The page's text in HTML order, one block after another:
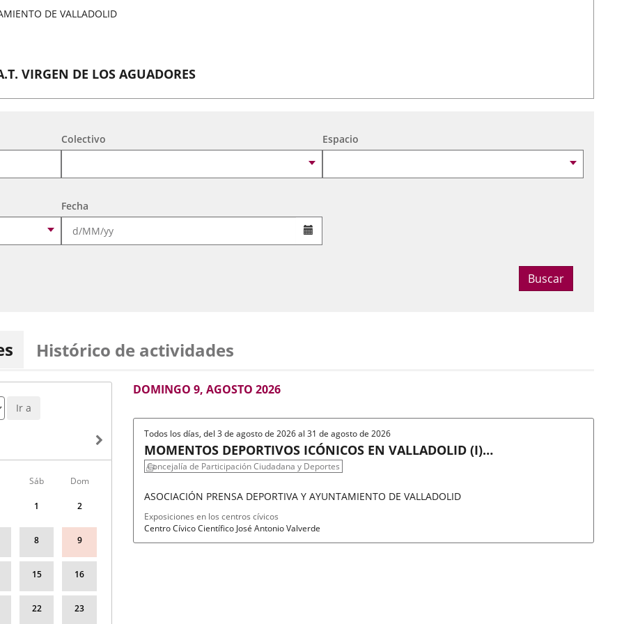
DE VALLADOLID
VIRGEN DE LOS AGUADORES
DE MEXICANOS EN CYL(Ballet Folklorico BFB)
CORO FEMENINO LYRA
Colectivo Espacio
Fecha
Seleccionar fecha
Buscar
Histórico de actividades
Ir a
Sáb Dom
1 2
8 9
15 16
22 23
AGOSTO
DOMINGO 9, AGOSTO 2026
MOMENTOS DEPORTIVOS ICÓNICOS EN VALLADOLID (I)/
FOTOGRAFÍA
ASOCIACIÓN PRENSA DEPORTIVA Y AYUNTAMIENTO DE VALLADOLID
Fechas
del
Todos los días, del 3 de agosto de 2026 al 31 de agosto de 2026
Organizador
de
Concejalía de Participación Ciudadana y Deportes
Programa
Exposiciones en los centros cívicos
Espacio
Centro Cívico Científico José Antonio Valverde